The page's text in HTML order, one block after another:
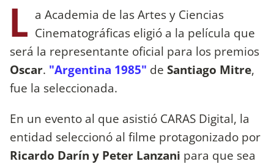
L a Academia de las Artes y Ciencias
Cinematográficas eligió a la película que
será la representante oficial para los premios
Oscar. "Argentina 1985" de Santiago Mitre,
fue la seleccionada.
En un evento al que asistió CARAS Digital, la
entidad seleccionó al filme protagonizado por
Ricardo Darín y Peter Lanzani para que sea